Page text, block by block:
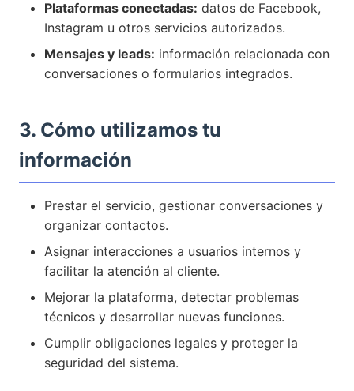
Plataformas conectadas: datos de Facebook,
Instagram u otros servicios autorizados.
Mensajes y leads: información relacionada con
conversaciones o formularios integrados.
3. Cómo utilizamos tu
información
Prestar el servicio, gestionar conversaciones y
organizar contactos.
Asignar interacciones a usuarios internos y
facilitar la atención al cliente.
Mejorar la plataforma, detectar problemas
técnicos y desarrollar nuevas funciones.
Cumplir obligaciones legales y proteger la
seguridad del sistema.